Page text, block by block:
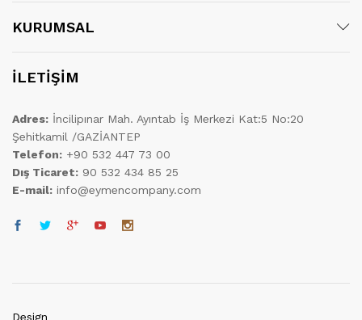
KURUMSAL
İLETİŞİM
Adres: İncilipınar Mah. Ayıntab İş Merkezi Kat:5 No:20
Şehitkamil /GAZİANTEP
Telefon: +90 532 447 73 00
Dış Ticaret: 90 532 434 85 25
E-mail: info@eymencompany.com
Design